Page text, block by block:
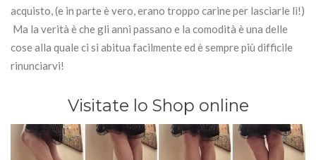
acquisto, (e in parte è vero, erano troppo carine per lasciarle lì!)
Ma la verità è che gli anni passano e la comodità è una delle
cose alla quale ci si abitua facilmente ed è sempre più difficile
rinunciarvi!
Visitate lo Shop online